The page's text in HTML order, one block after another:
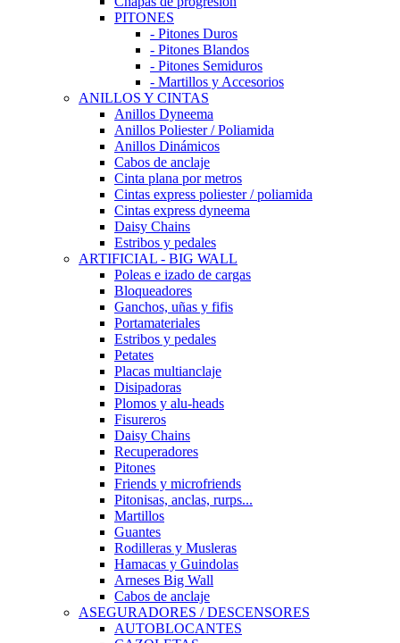
PITONES
- Pitones Duros
- Pitones Blandos
- Pitones Semiduros
- Martillos y Accesorios
ANILLOS Y CINTAS
Anillos Dyneema
Anillos Poliester / Poliamida
Anillos Dinámicos
Cabos de anclaje
Cinta plana por metros
Cintas express poliester / poliamida
Cintas express dyneema
Daisy Chains
Estribos y pedales
ARTIFICIAL - BIG WALL
Poleas e izado de cargas
Bloqueadores
Ganchos, uñas y fifis
Portamateriales
Estribos y pedales
Petates
Placas multianclaje
Disipadoras
Plomos y alu-heads
Fisureros
Daisy Chains
Recuperadores
Pitones
Friends y microfriends
Pitonisas, anclas, rurps...
Martillos
Guantes
Rodilleras y Musleras
Hamacas y Guindolas
Arneses Big Wall
Cabos de anclaje
ASEGURADORES / DESCENSORES
AUTOBLOCANTES